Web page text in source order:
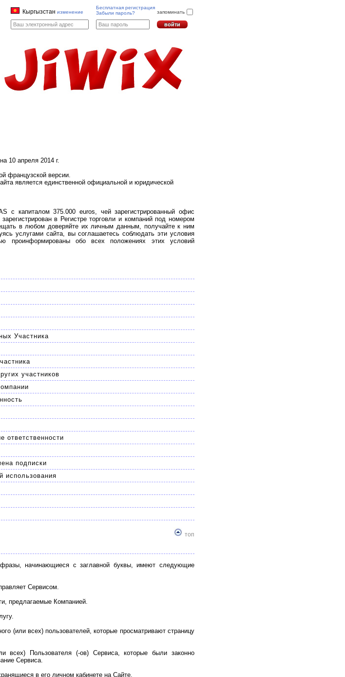
Кыргызстан изменение
Бесплатная регистрация
Забыли пароль?
запоминать
10 апреля 2014 г.
французской версии.
является единственной официальной и юридической
с капиталом 375.000 euros, чей зарегистрированный офис
в Регистре торговли и компаний под номером
в любом доверяйте их личным данным, получайте к ним
услугами сайта, вы соглашаетесь соблюдать эти условия
проинформированы обо всех положениях этих условий
Участника
участников
ответственности
подписки
использования
топ
начинающиеся с заглавной буквы, имеют следующие
Сервисом.
предлагаемые Компанией.
(или всех) пользователей, которые просматривают страницу
всех) Пользователя (-ов) Сервиса, которые были законно
Сервиса.
в его личном кабинете на Сайте.